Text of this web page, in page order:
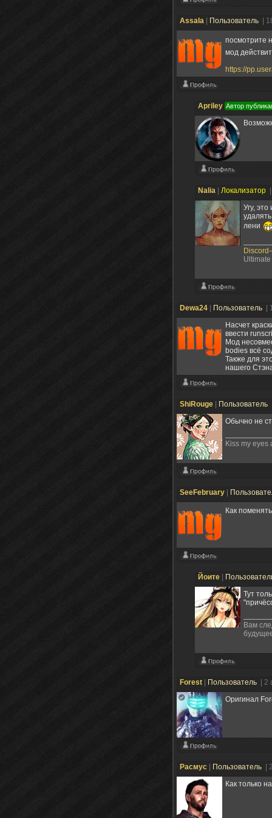
Assala Пользователь |
посмотрите
мод
https://
Apriley Автор
Nalia Локализатор
Угу,
лени
Dewa24 Пользователь
|
Насчет
ввести
Мод
bodies всё
Также для
нашего
ShiRouge Пользователь
Обычно не
Kiss my eyes
SeeFebruary
Как
Йоите
Тут
Вам
Forеst Пользователь
| 2
Оригинал
Расмус Пользователь
|
Как только